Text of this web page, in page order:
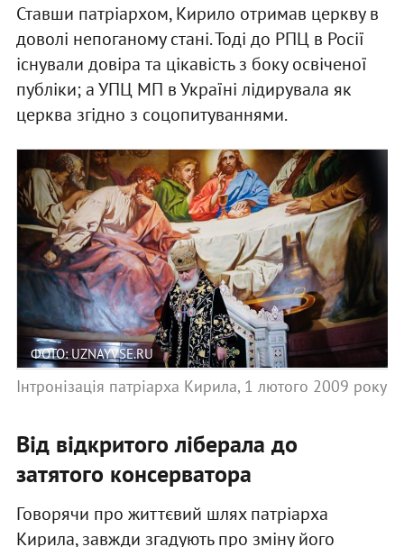
Ставши патріархом, Кирило отримав церкву в
доволі непоганому стані. Тоді до РПЦ в Росії
існували довіра та цікавість з боку освіченої
публіки; а УПЦ МП в Україні лідирувала як
церква згідно з соцопитуваннями.
ФОТО: UZNAYVSE.RU
Інтронізація патріарха Кирила, 1 лютого 2009 року
Від відкритого ліберала до
затятого консерватора
Говорячи про життєвий шлях патріарха
Кирила, завжди згадують про зміну його